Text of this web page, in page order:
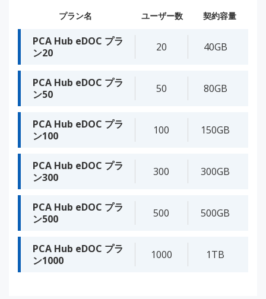
プラン名 ユーザー数 契約容量
PCA Hub eDOC プラ
ン20
20 40GB
PCA Hub eDOC プラ
ン50
50 80GB
PCA Hub eDOC プラ
ン100
100 150GB
PCA Hub eDOC プラ
ン300
300 300GB
PCA Hub eDOC プラ
ン500
500 500GB
PCA Hub eDOC プラ
ン1000
1000 1TB